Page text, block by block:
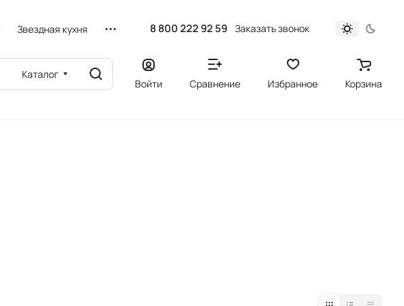
Звездная кухня 8 800 222 92 59 Заказать звонок
Каталог
Войти Сравнение Избранное Корзина